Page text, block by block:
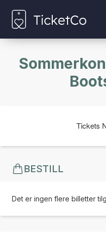
Tickets
BESTILL
Det er ingen flere billetter